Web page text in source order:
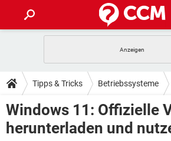
ANDROID IOS
WINDOWS 10
WHATSAPP TIKTOK
TIPPS & TRICKS
SPIELE
ANDROID IOS
DOWNLOADS
SPIELE
FORUM
Tipps & Tricks Betriebssysteme
Windows 11: Offizielle
herunterladen und